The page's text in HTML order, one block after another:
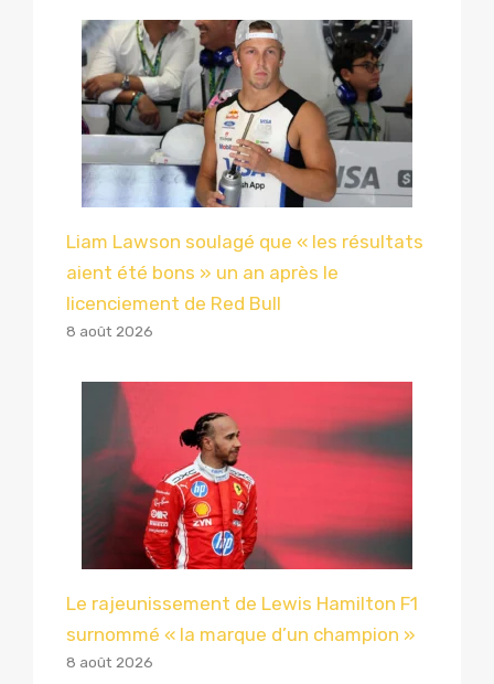
Liam Lawson soulagé que « les résultats
aient été bons » un an après le
licenciement de Red Bull
8 août 2026
Le rajeunissement de Lewis Hamilton F1
surnommé « la marque d’un champion »
8 août 2026